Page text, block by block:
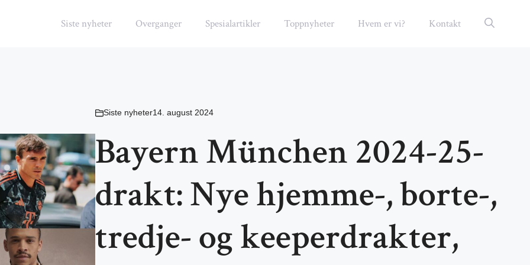
Siste nyheter Overganger Spesialartikler Toppnyheter Hvem er vi? Kontakt
Siste nyheter14. august 2024
Bayern München 2024-25-
drakt: Nye hjemme-, borte-,
tredje- og keeperdrakter,